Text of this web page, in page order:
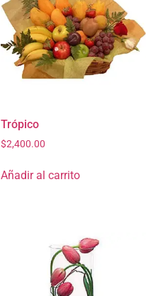
Trópico
$2,400.00
Añadir al carrito